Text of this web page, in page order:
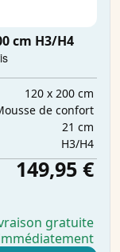
cm H3/H4
120 x 200 cm
de confort
21 cm
H3/H4
149,95 €
gratuite